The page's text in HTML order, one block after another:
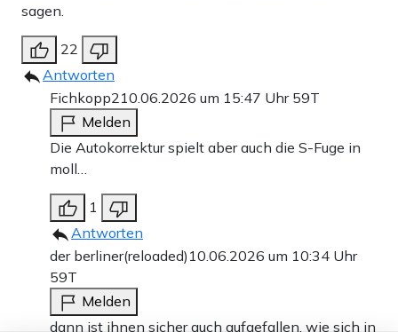
sagen.
22
Antworten
Fichkopp2 10.06.2026 um 15:47 Uhr 59T
Melden
Die Autokorrektur spielt aber auch die S-Fuge in
moll…
1
Antworten
der berliner(reloaded) 10.06.2026 um 10:34 Uhr
59T
Melden
dann ist ihnen sicher auch aufgefallen, wie sich in